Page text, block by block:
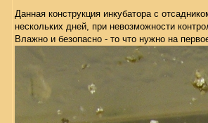
Данная конструкция инкубатора с
нескольких дней, при невозможности
Влажно и безопасно - то что нужно на